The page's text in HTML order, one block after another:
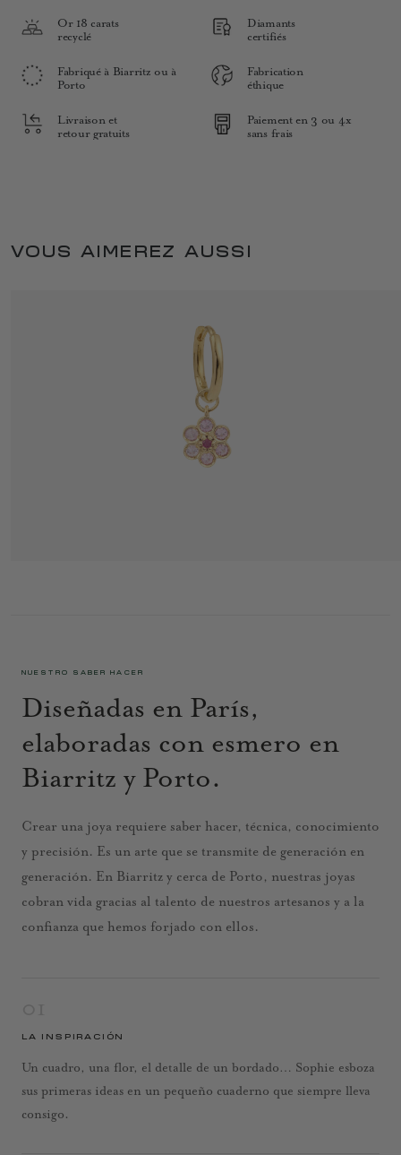
Or 18 carats
recyclé
Diamants
certifiés
Fabriqué à Biarritz ou à
Porto
Fabrication
éthique
Livraison et
retour gratuits
Paiement en 3 ou 4x
sans frais
VOUS AIMEREZ AUSSI
NUESTRO SABER HACER
Diseñadas en París,
elaboradas con esmero en
Biarritz y Porto.
Crear una joya requiere saber hacer, técnica, conocimiento
y precisión. Es un arte que se transmite de generación en
generación. En Biarritz y cerca de Porto, nuestras joyas
cobran vida gracias al talento de nuestros artesanos y a la
confianza que hemos forjado con ellos.
LA INSPIRACIÓN
Un cuadro, una flor, el detalle de un bordado… Sophie esboza
sus primeras ideas en un pequeño cuaderno que siempre lleva
consigo.